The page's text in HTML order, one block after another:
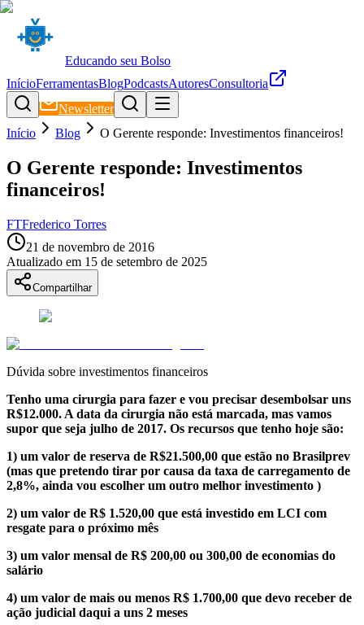
Educando seu Bolso
InícioFerramentasBlogPodcastsAutoresConsultoria
Newsletter
Início
Blog O Gerente responde: Investimentos financeiros!
O Gerente responde: Investimentos
financeiros!
FTFrederico Torres
21 de novembro de 2016
Atualizado em 15 de setembro de 2025
Compartilhar
Dúvida sobre investimentos financeiros
Tenho uma cirurgia para fazer e vou precisar desembolsar uns
R$12.000. A data da cirurgia não está marcada, mas vamos
supor que seja julho de 2017. Os recursos que tenho hoje são:
1) um valor de reserva de R$21.500,00 que estão no Brasilprev
(mas que pretendo tirar por causa da taxa de carregamento de
2,8%, ainda vou escolher um outro melhor investimento )
2) um valor de R$ 1.520,00 que está investido em LCI com
resgate para o próximo mês
3) um valor mensal de R$ 200,00 ou 300,00 de economias do
salário
4) um valor de mais ou menos R$ 1.700,00 que devo receber de
ação judicial daqui a uns 2 meses